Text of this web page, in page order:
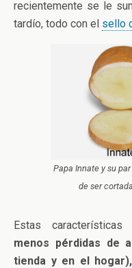
recientemente se le
tardío, todo con el sello
Papa Innate y su
de ser
Estas características
menos pérdidas de
tienda y en el